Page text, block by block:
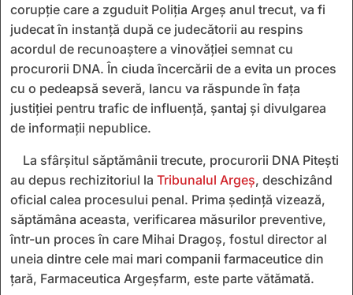
corupție care a zguduit Poliţia Argeş anul trecut, va fi
judecat în instanță după ce judecătorii au respins
acordul de recunoaștere a vinovăției semnat cu
procurorii DNA. În ciuda încercării de a evita un proces
cu o pedeapsă severă, Iancu va răspunde în fața
justiției pentru trafic de influență, șantaj și divulgarea
de informații nepublice.
La sfârșitul săptămânii trecute, procurorii DNA Pitești
au depus rechizitoriul la Tribunalul Argeș, deschizând
oficial calea procesului penal. Prima ședință vizează,
săptămâna aceasta, verificarea măsurilor preventive,
într-un proces în care Mihai Dragoş, fostul director al
uneia dintre cele mai mari companii farmaceutice din
ţară, Farmaceutica Argeșfarm, este parte vătămată.